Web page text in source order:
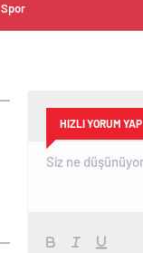
Spor
HIZLI YORUM YAP